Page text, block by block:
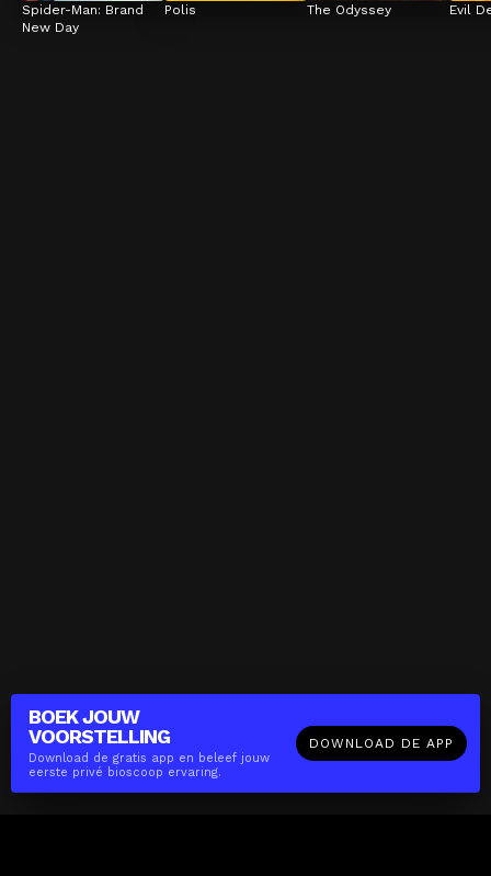
BOEK JOUW
VOORSTELLING
Download de gratis app en beleef jouw
eerste privé bioscoop ervaring.
DOWNLOAD DE APP
Spider-Man: Brand
New Day
Polis The Odyssey Evil